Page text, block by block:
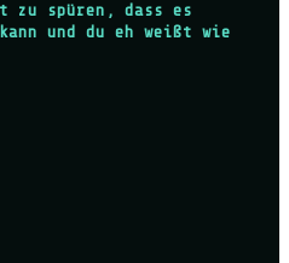
zu spüren, dass es
und du eh weißt wie